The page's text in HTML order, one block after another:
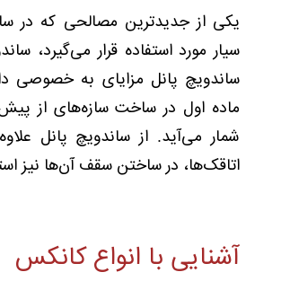
یکی از جدیدترین مصالحی که در
سیار مورد استفاده قرار می‌گیرد،
ساندویچ پانل مزایای به خصوصی
ماده اول در ساخت سازه‌های از
شمار می‌آید. از ساندویچ پانل
اتاقک‌ها، در ساختن سقف آن‌ها نیز
آشنایی با انواع کانکس